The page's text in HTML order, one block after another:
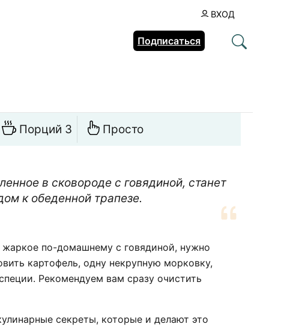
ВХОД
Подписаться
Порций 3 Просто
в сковороде с говядиной, станет
к обеденной трапезе.
жаркое по-домашнему с говядиной, нужно
картофель, одну некрупную морковку,
Рекомендуем вам сразу очистить
секреты, которые и делают это